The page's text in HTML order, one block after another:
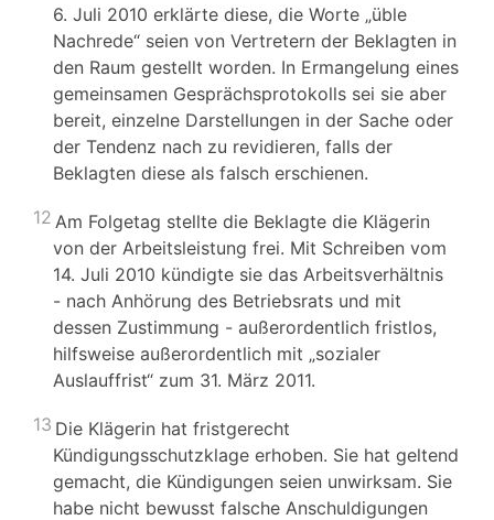
6. Juli 2010 erklärte diese, die Worte „üble
Nachrede“ seien von Vertretern der Beklagten in
den Raum gestellt worden. In Ermangelung eines
gemeinsamen Gesprächsprotokolls sei sie aber
bereit, einzelne Darstellungen in der Sache oder
der Tendenz nach zu revidieren, falls der
Beklagten diese als falsch erschienen.
12 Am Folgetag stellte die Beklagte die Klägerin
von der Arbeitsleistung frei. Mit Schreiben vom
14. Juli 2010 kündigte sie das Arbeitsverhältnis
- nach Anhörung des Betriebsrats und mit
dessen Zustimmung - außerordentlich fristlos,
hilfsweise außerordentlich mit „sozialer
Auslauffrist“ zum 31. März 2011.
13 Die Klägerin hat fristgerecht
Kündigungsschutzklage erhoben. Sie hat geltend
gemacht, die Kündigungen seien unwirksam. Sie
habe nicht bewusst falsche Anschuldigungen